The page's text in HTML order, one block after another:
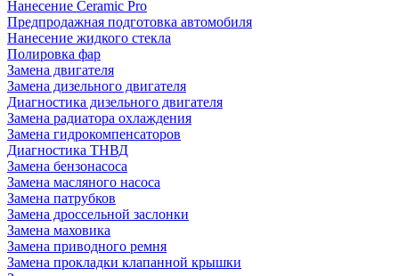
Нанесение Ceramic Pro
Предпродажная подготовка автомобиля
Нанесение жидкого стекла
Полировка фар
Замена двигателя
Замена дизельного двигателя
Диагностика дизельного двигателя
Замена радиатора охлаждения
Замена гидрокомпенсаторов
Диагностика ТНВД
Замена бензонасоса
Замена масляного насоса
Замена патрубков
Замена дроссельной заслонки
Замена маховика
Замена приводного ремня
Замена прокладки клапанной крышки